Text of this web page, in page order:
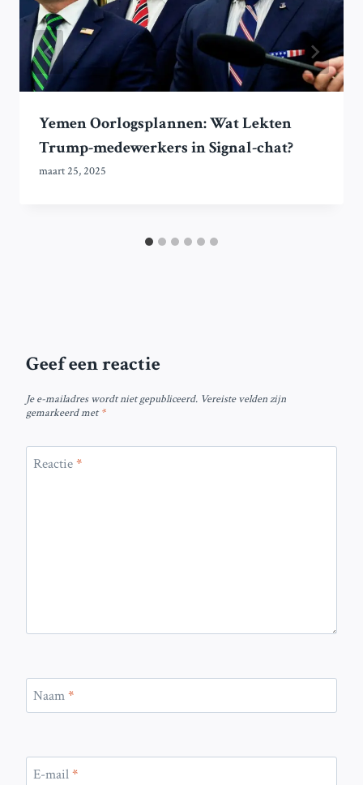
Yemen Oorlogsplannen: Wat Lekten
Trump-medewerkers in Signal-chat?
maart 25, 2025
Geef een reactie
Je e-mailadres wordt niet gepubliceerd. Vereiste velden zijn
gemarkeerd met*
Reactie*
Naam*
E-mail*